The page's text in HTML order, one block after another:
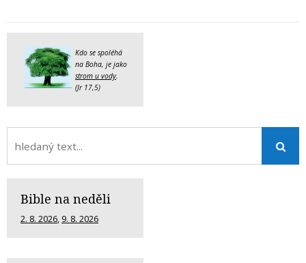
Kdo se spoléhá
na Boha, je jako
strom u vody.
(Jr 17,5)
Bible na neděli
2. 8. 2026, 9. 8. 2026